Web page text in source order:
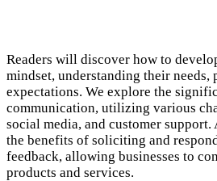
Readers will discover how to
mindset, understanding their needs,
expectations. We explore the
communication, utilizing various
social media, and customer
the benefits of soliciting and
feedback, allowing businesses to
products and services.